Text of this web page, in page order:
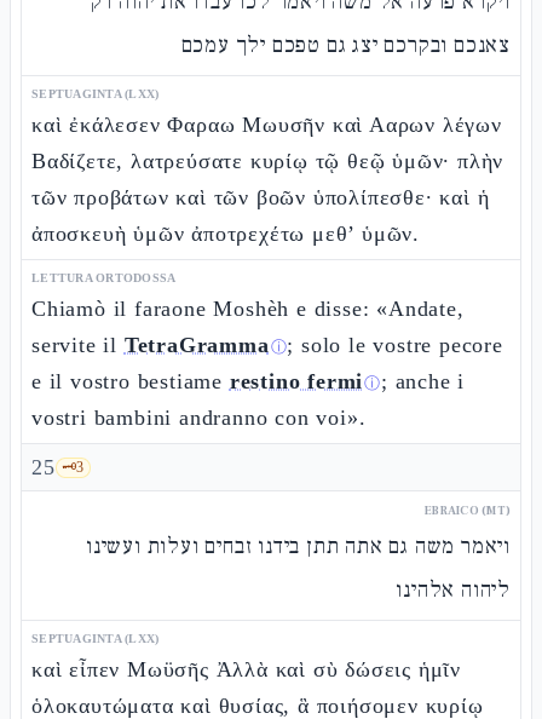
צאנכם ובקרכם יצג גם טפכם ילך עמכם
SEPTUAGINTA (LXX)
καὶ ἐκάλεσεν Φαραω Μωυσῆν καὶ Ααρων λέγων
Βαδίζετε, λατρεύσατε κυρίῳ τῷ θεῷ ὑμῶν· πλὴν
τῶν προβάτων καὶ τῶν βοῶν ὑπολίπεσθε· καὶ ἡ
ἀποσκευὴ ὑμῶν ἀποτρεχέτω μεθ’ ὑμῶν.
LETTURA ORTODOSSA
Chiamò il faraone Moshèh e disse: «Andate,
servite il TetraGrammaⓘ; solo le vostre pecore
e il vostro bestiame restino fermiⓘ; anche i
vostri bambini andranno con voi».
25 🗝️3
EBRAICO (MT)
ויאמר משה גם אתה תתן בידנו זבחים ועלות ועשינו
ליהוה אלהינו
SEPTUAGINTA (LXX)
καὶ εἶπεν Μωϋσῆς Ἀλλὰ καὶ σὺ δώσεις ἡμῖν
ὁλοκαυτώματα καὶ θυσίας, ἃ ποιήσομεν κυρίῳ